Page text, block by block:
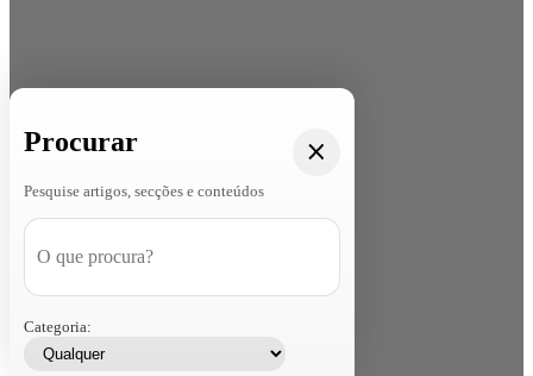
Procurar
Pesquise artigos, secções e conteúdos
Categoria: